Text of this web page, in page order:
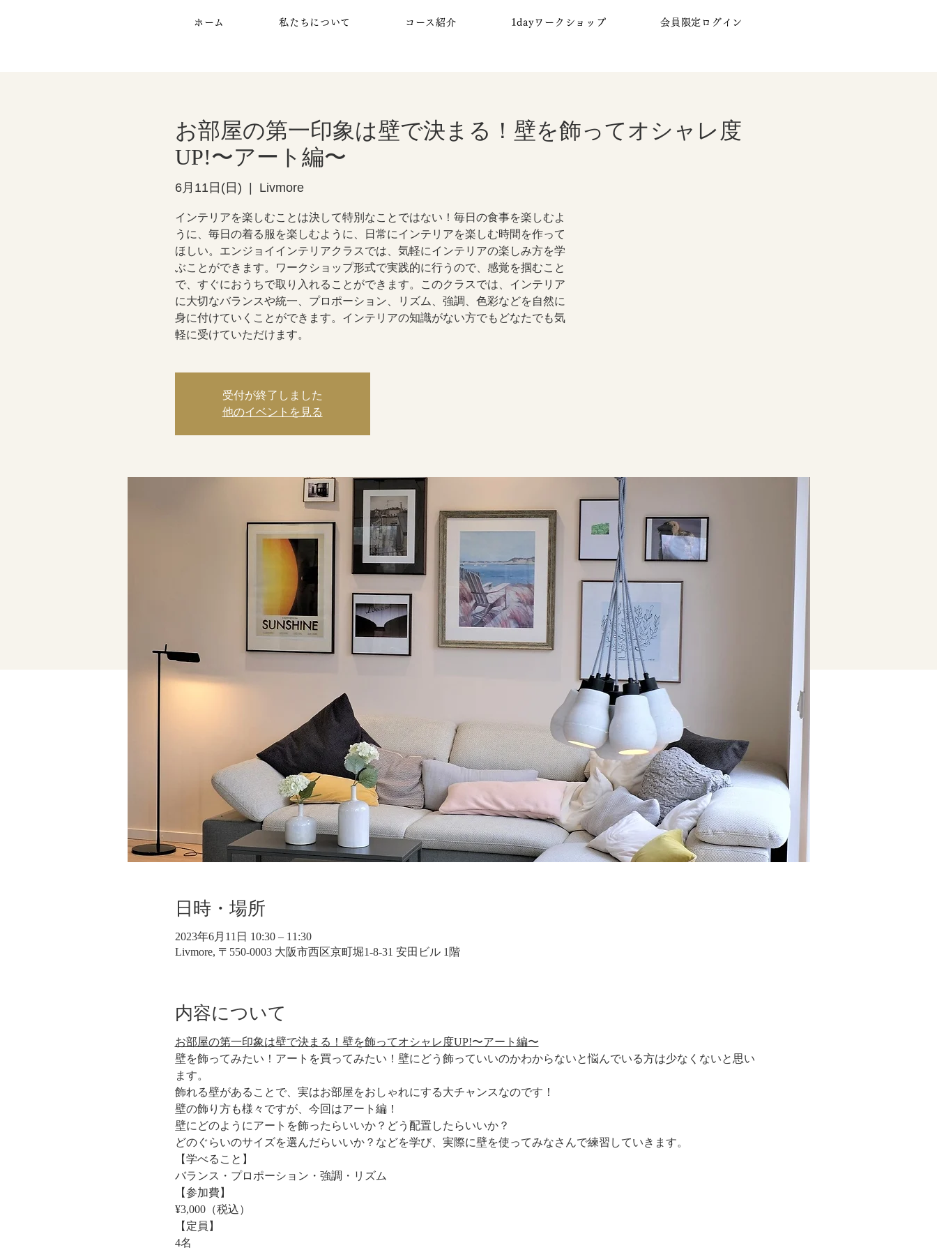
ホーム 私たちについて コース紹介 1dayワークショップ 会員限定ログイン
お部屋の第一印象は壁で決まる！壁を飾ってオシャレ度
UP!〜アート編〜
6月11日(日)
  |
Livmore
インテリアを楽しむことは決して特別なことではない！毎日の食事を楽しむよ
うに、毎日の着る服を楽しむように、日常にインテリアを楽しむ時間を作って
ほしい。エンジョイインテリアクラスでは、気軽にインテリアの楽しみ方を学
ぶことができます。ワークショップ形式で実践的に行うので、感覚を掴むこと
で、すぐにおうちで取り入れることができます。このクラスでは、インテリア
に大切なバランスや統一、プロポーション、リズム、強調、色彩などを自然に
身に付けていくことができます。インテリアの知識がない方でもどなたでも気
軽に受けていただけます。
受付が終了しました
他のイベントを見る
日時・場所
2023年6月11日 10:30 – 11:30
Livmore, 〒550-0003 大阪市西区京町堀1-8-31 安田ビル 1階
内容について
お部屋の第一印象は壁で決まる！壁を飾ってオシャレ度UP!〜アート編〜
壁を飾ってみたい！アートを買ってみたい！壁にどう飾っていいのかわからないと悩んでいる方は少なくないと思い
ます。
飾れる壁があることで、実はお部屋をおしゃれにする大チャンスなのです！
壁の飾り方も様々ですが、今回はアート編！
壁にどのようにアートを飾ったらいいか？どう配置したらいいか？
どのぐらいのサイズを選んだらいいか？などを学び、実際に壁を使ってみなさんで練習していきます。
【学べること】
バランス・プロポーション・強調・リズム
【参加費】
¥3,000（税込）
【定員】
4名